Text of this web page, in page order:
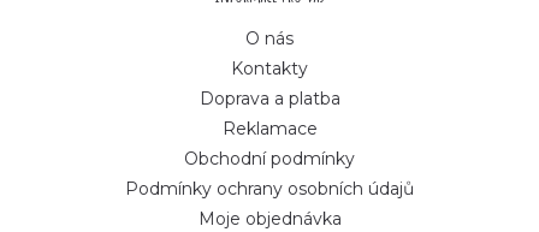
O nás
Kontakty
Doprava a platba
Reklamace
Obchodní podmínky
Podmínky ochrany osobních údajů
Moje objednávka